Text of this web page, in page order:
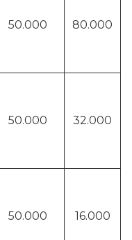
50.000 80.000
50.000 32.000
50.000 16.000